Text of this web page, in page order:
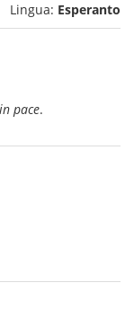
Lingua: Esperanto
pace.